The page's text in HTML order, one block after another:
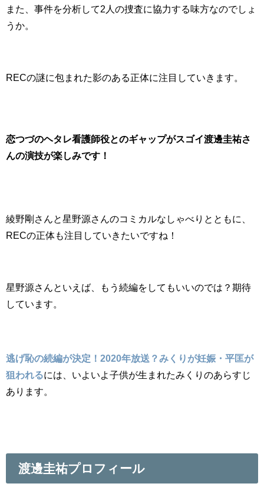
また、事件を分析して2人の捜査に協力する味方なのでしょ
うか。
RECの謎に包まれた影のある正体に注目していきます。
恋つづのヘタレ看護師役とのギャップがスゴイ渡邊圭祐さ
んの演技が楽しみです！
綾野剛さんと星野源さんのコミカルなしゃべりとともに、
RECの正体も注目していきたいですね！
星野源さんといえば、もう続編をしてもいいのでは？期待
しています。
逃げ恥の続編が決定！2020年放送？みくりが妊娠・平匡が
狙われるには、いよいよ子供が生まれたみくりのあらすじ
あります。
渡邊圭祐プロフィール